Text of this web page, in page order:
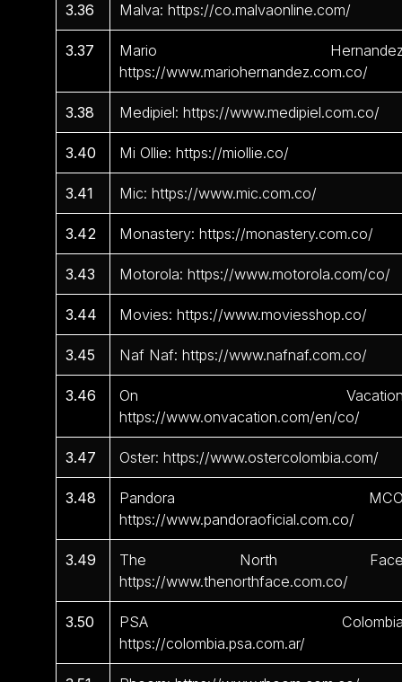
3.36 Malva: https://co.malvaonline.com/
3.37
Mario
https://www.mariohernandez.com.co/
3.38 Medipiel: https://www.medipiel.com.co/
3.40 Mi Ollie: https://miollie.co/
3.41 Mic: https://www.mic.com.co/
3.42 Monastery: https://monastery.com.co/
3.43 Motorola: https://www.motorola.com/co/
3.44 Movies: https://www.moviesshop.co/
3.45 Naf Naf: https://www.nafnaf.com.co/
3.46
On
https://www.onvacation.com/en/co/
3.47 Oster: https://www.ostercolombia.com/
3.48
Pandora
https://www.pandoraoficial.com.co/
3.49
The North
https://www.thenorthface.com.co/
3.50
PSA
https://colombia.psa.com.ar/